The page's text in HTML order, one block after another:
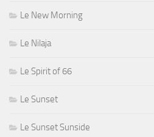
Le New Morning
Le Nilaja
Le Spirit of 66
Le Sunset
Le Sunset Sunside